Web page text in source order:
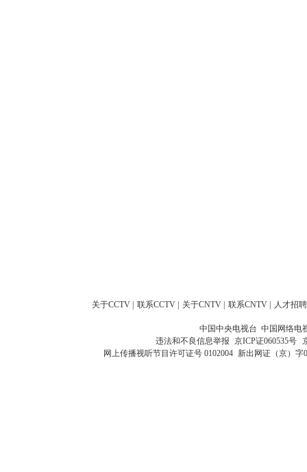
关于CCTV 联系CCTV 关于CNTV 联系CNTV 人才招聘
中国中央电视台 中国网络电
违法和不良信息举报 京ICP证060535号
网上传播视听节目许可证号 0102004 新出网证（京）